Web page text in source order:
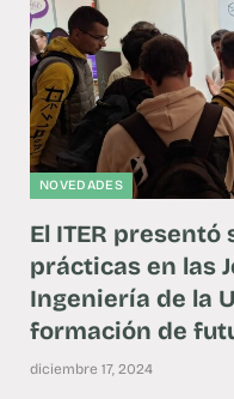
NOVEDADES
El ITER
prácticas en las
Ingeniería de la
formación de
diciembre 17, 2024